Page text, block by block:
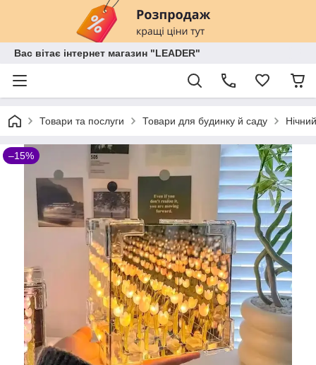
Вас вітає інтернет магазин "LEADER"
Товари та послуги Товари для будинку й саду
–15%